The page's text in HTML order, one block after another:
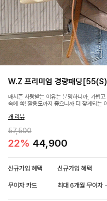
W.Z 프리미엄 경량패딩
매시즌 사랑받는 이유는 분명하니까, 가볍
속에 쏙! 활용도까지 좋으니까 더 찾게되는
개 리뷰
57,500
22% 44,900
신규가입 혜택 신규가입 혜택
무이자 카드 최대 6개월 무이자